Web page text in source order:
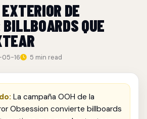
DE
QUE
16 5 min read
La campaña OOH de la
Obsession convierte billboards